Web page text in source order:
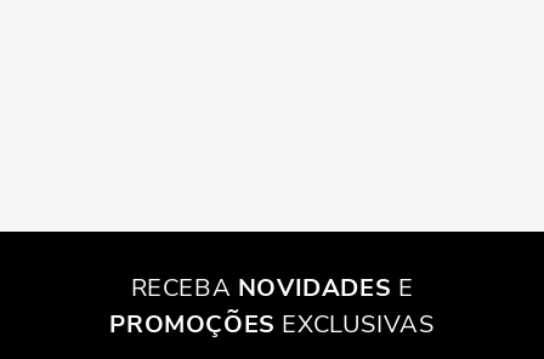
RECEBA NOVIDADES E
PROMOÇÕES EXCLUSIVAS